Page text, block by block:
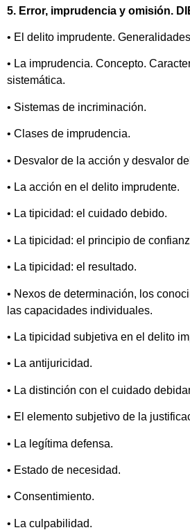
5. Error, imprudencia y omisión.
• El delito imprudente.
• La imprudencia. Concepto.
sistemática.
• Sistemas de incriminación.
• Clases de imprudencia.
• Desvalor de la acción y desvalor
• La acción en el delito imprudente.
• La tipicidad: el cuidado debido.
• La tipicidad: el principio de
• La tipicidad: el resultado.
• Nexos de determinación, los
las capacidades individuales.
• La tipicidad subjetiva en el delito
• La antijuricidad.
• La distinción con el cuidado
• El elemento subjetivo de la
• La legítima defensa.
• Estado de necesidad.
• Consentimiento.
• La culpabilidad.